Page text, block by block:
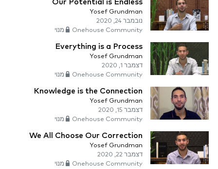
Our Potential is Endless
Yosef Grundman
נובמבר 24, 2020
Onehouse Community מנוי
Everything is a Process
Yosef Grundman
דצמבר 1, 2020
Onehouse Community מנוי
Knowledge is the Connection
Yosef Grundman
דצמבר 15, 2020
Onehouse Community מנוי
We All Choose Our Correction
Yosef Grundman
דצמבר 22, 2020
Onehouse Community מנוי